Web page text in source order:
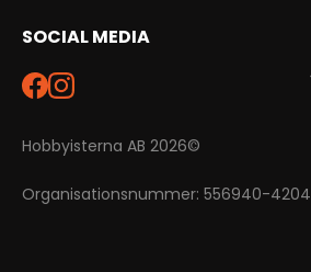
SOCIAL MEDIA
Hobbyisterna AB 2026©
Organisationsnummer: 556940-4204